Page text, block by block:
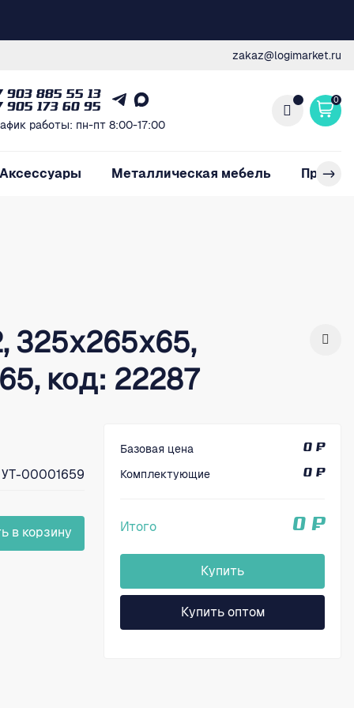
zakaz@logimarket.ru
903 885 55 13
905 173 60 95
работы: пн-пт 8:00-17:00
0
Аксессуары Металлическая мебель
325x265х65,
код: 22287
УТ-00001659
в корзину
Базовая цена
0 ₽
Комплектующие
0 ₽
Итого 0 ₽
Купить
Купить оптом